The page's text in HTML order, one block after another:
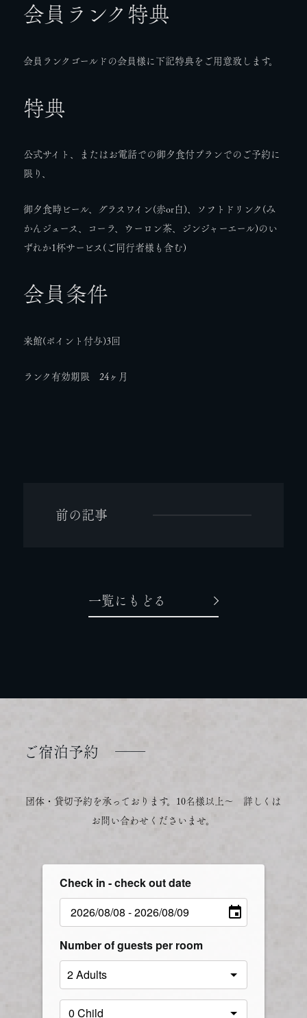
会員ランク特典
会員ランクゴールドの会員様に下記特典をご用意致します。
特典
公式サイト、またはお電話での御夕食付プランでのご予約に
限り、
御夕食時ビール、グラスワイン(赤or白)、ソフトドリンク(み
かんジュース、コーラ、ウーロン茶、ジンジャーエール)のい
ずれか1杯サービス(ご同行者様も含む)
会員条件
来館(ポイント付与)3回
ランク有効期限 24ヶ月
前の記事
一覧にもどる
ご宿泊予約 ──
団体・貸切予約を承っております。10名様以上～ 詳しくは
お問い合わせくださいませ。
Check in - check out date
Number of guests per room